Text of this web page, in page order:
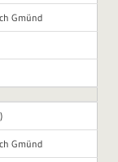
Gmünd
Gmünd